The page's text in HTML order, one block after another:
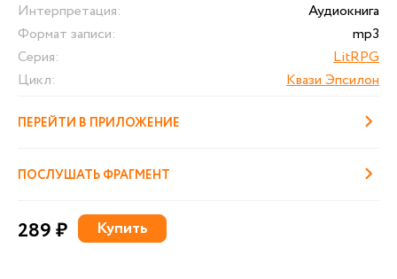
Интерпретация:
Аудиокнига
Формат записи:
mp3
Серия:
LitRPG
Цикл:
Квази Эпсилон
ПЕРЕЙТИ В ПРИЛОЖЕНИЕ
ПОСЛУШАТЬ ФРАГМЕНТ
289 ₽ Купить